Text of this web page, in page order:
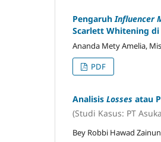
PengaruhInfluencer
Scarlett Whitening di
Ananda Mety Amelia,
PDF
Analisis Losses atau
(Studi Kasus: PT
Bey Robbi Hawad